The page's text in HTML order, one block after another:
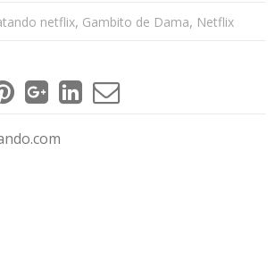
netflix, Gambito de Dama, Netflix